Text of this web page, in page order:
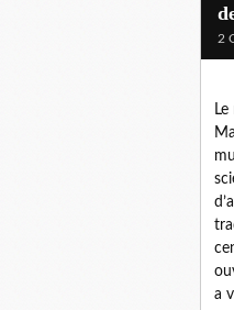
2
a